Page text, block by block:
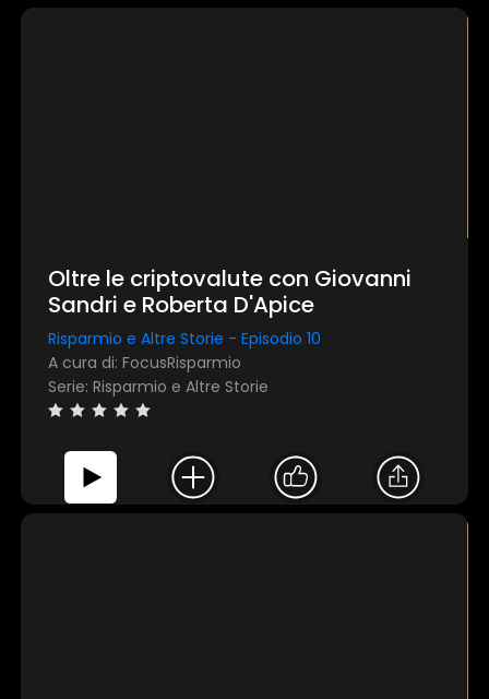
Oltre le criptovalute con Giovanni
Sandri e Roberta D'Apice
Risparmio e Altre Storie - Episodio 10
A cura di: FocusRisparmio
Serie: Risparmio e Altre Storie